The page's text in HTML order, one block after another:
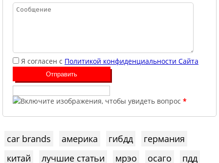
Я согласен с Политикой конфиденциальности Сайта
*
car brands америка гибдд
германия
китай
лучшие статьи мрэо осаго
пдд